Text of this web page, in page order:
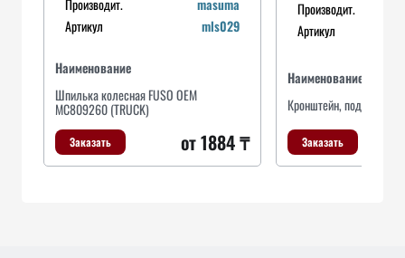
Производит.
masuma
Артикул
mls029
Наименование
Шпилька колесная FUSO OEM
MC809260 (TRUCK)
Заказать от 1884 ₸
Производит.
Артикул
Наименование
Кронштейн, подушки
Заказать